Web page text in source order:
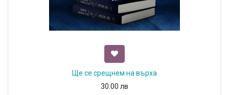
Ще се срещнем на върха
30.00 лв